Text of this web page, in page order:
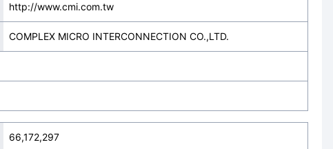
http://www.cmi.com.tw
COMPLEX MICRO INTERCONNECTION CO.,LTD.
66,172,297